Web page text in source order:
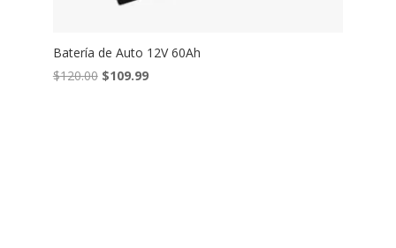
Batería de Auto 12V 60Ah
$120.00 $109.99